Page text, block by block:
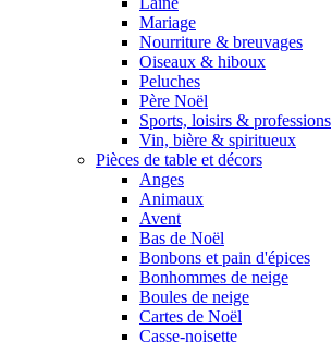
Mariage
Nourriture & breuvages
Oiseaux & hiboux
Peluches
Père Noël
Sports, loisirs & professions
Vin, bière & spiritueux
Pièces de table et décors
Anges
Animaux
Avent
Bas de Noël
Bonbons et pain d'épices
Bonhommes de neige
Boules de neige
Cartes de Noël
Casse-noisette